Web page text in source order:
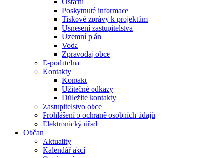
Ostatní
Poskytnuté informace
Tiskové zprávy k projektům
Usnesení zastupitelstva
Územní plán
Voda
Zpravodaj obce
E-podatelna
Kontakty
Kontakt
Užitečné odkazy
Důležité kontakty
Zastupitelstvo obce
Prohlášení o ochraně osobních údajů
Elektronický úřad
Občan
Aktuality
Kalendář akcí